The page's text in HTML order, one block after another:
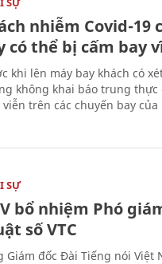
nhiễm Covid-
có thể bị cấm bay
khi lên máy bay khách có
không khai báo trung thực
trên các chuyến bay của
SỰ
bổ nhiệm Phó
số VTC
Giám đốc Đài Tiếng nói